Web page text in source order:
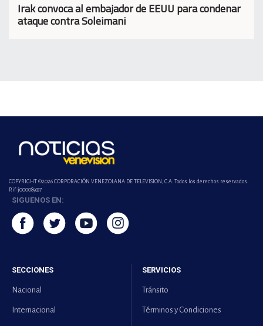
Irak convoca al embajador de EEUU para condenar
ataque contra Soleimani
COPYRIGHT ©2026 CORPORACIÓN VENEZOLANA DE TELEVISION, C.A. Todos los derechos reservados.
Rif-j000089337
SIGUENOS EN:
SECCIONES
Nacional
Internacional
SERVICIOS
Tránsito
Términos y Condiciones